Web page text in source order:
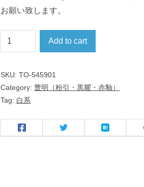
お願い致します。
豊
明
粉
黒
耀
Add to cart
SKU:TO-545901
Category: 豊明（粉引・黒耀・赤釉）
Tag: 白系